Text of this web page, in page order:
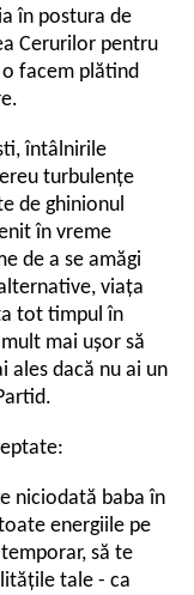
în postura de
Cerurilor pentru
facem plătind
întâlnirile
turbulențe
de ghinionul
în vreme
de a se amăgi
viața
tot timpul în
mai ușor să
ales dacă nu ai un
niciodată baba în
energiile pe
să te
tale - ca